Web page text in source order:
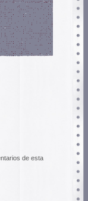
de esta